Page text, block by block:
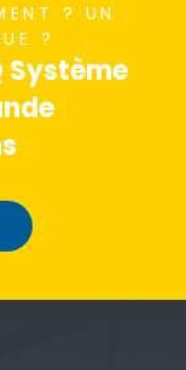
? UN
?
Système